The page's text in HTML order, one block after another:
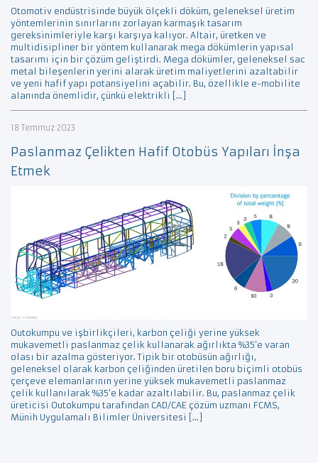
Otomotiv endüstrisinde büyük ölçekli döküm, geleneksel üretim
yöntemlerinin sınırlarını zorlayan karmaşık tasarım
gereksinimleriyle karşı karşıya kalıyor. Altair, üretken ve
multidisipliner bir yöntem kullanarak mega dökümlerin yapısal
tasarımı için bir çözüm geliştirdi. Mega dökümler, geleneksel sac
metal bileşenlerin yerini alarak üretim maliyetlerini azaltabilir
ve yeni hafif yapı potansiyelini açabilir. Bu, özellikle e-mobilite
alanında önemlidir, çünkü elektrikli […]
18 Temmuz 2023
Paslanmaz Çelikten Hafif Otobüs Yapıları İnşa
Etmek
Outokumpu ve işbirlikçileri, karbon çeliği yerine yüksek
mukavemetli paslanmaz çelik kullanarak ağırlıkta %35’e varan
olası bir azalma gösteriyor. Tipik bir otobüsün ağırlığı,
geleneksel olarak karbon çeliğinden üretilen boru biçimli otobüs
çerçeve elemanlarının yerine yüksek mukavemetli paslanmaz
çelik kullanılarak %35’e kadar azaltılabilir. Bu, paslanmaz çelik
üreticisi Outokumpu tarafından CAD/CAE çözüm uzmanı FCMS,
Münih Uygulamalı Bilimler Üniversitesi […]